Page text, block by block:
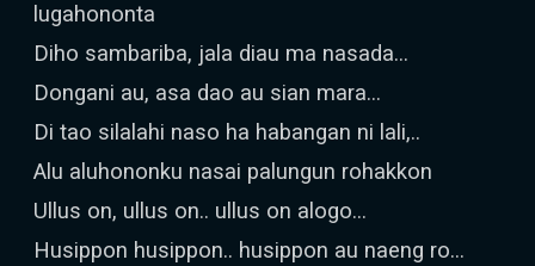
lugahononta
Diho sambariba, jala diau ma nasada...
Dongani au, asa dao au sian mara...
Di tao silalahi naso ha habangan ni lali,..
Alu aluhononku nasai palungun rohakkon
Ullus on, ullus on.. ullus on alogo...
Husippon husippon.. husippon au naeng ro...